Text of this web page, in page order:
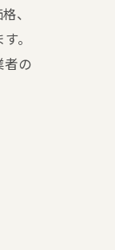
、
。
者の